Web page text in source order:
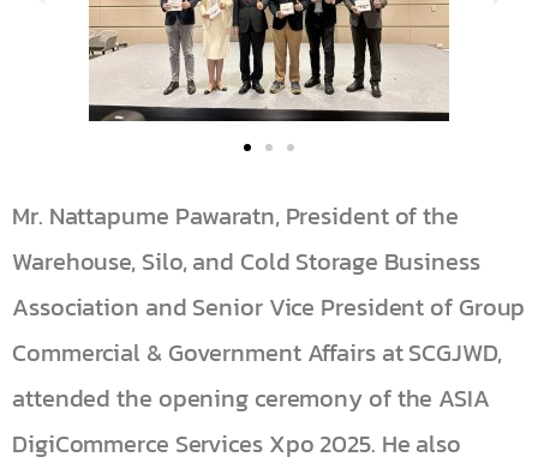
Mr. Nattapume Pawaratn, President of the
Warehouse, Silo, and Cold Storage Business
Association and Senior Vice President of Group
Commercial & Government Affairs at SCGJWD,
attended the opening ceremony of the ASIA
DigiCommerce Services Xpo 2025. He also